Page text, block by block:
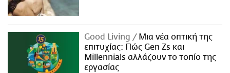
Good Living
Μια νέα οπτική της
επιτυχίας: Πώς Gen Zs και
Millennials αλλάζουν το τοπίο της
εργασίας